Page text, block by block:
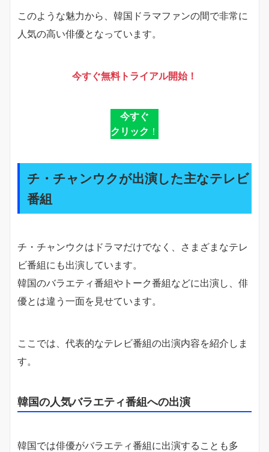
このような魅力から、韓国ドラマファンの間で非常に
人気の高い俳優となっています。
今すぐ無料トライアル開始！
今すぐ
クリック ！
チ・チャンウクが出演した主なテレビ
番組
チ・チャンウクはドラマだけでなく、さまざまなテレ
ビ番組にも出演しています。
韓国のバラエティ番組やトーク番組などに出演し、俳
優とは違う一面を見せています。
ここでは、代表的なテレビ番組の出演内容を紹介しま
す。
韓国の人気バラエティ番組への出演
韓国では俳優がバラエティ番組に出演することも多